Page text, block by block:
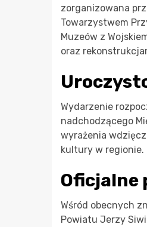
zorganizowana
Towarzystwem
Muzeów z
oraz
Wydarzenie
nadchodzącego
wyrażenia
kultury w regionie.
Oficjalne
Wśród obecnych
Powiatu Jerzy